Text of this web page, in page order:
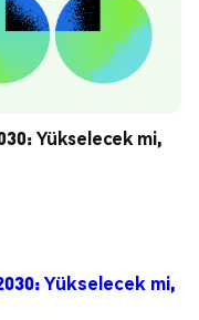
Yükselecek mi,
Yükselecek mi,